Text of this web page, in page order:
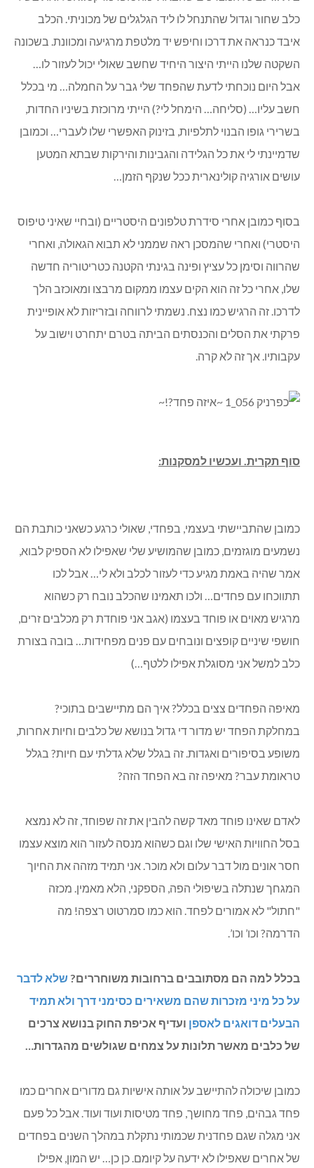
כלב שחור וגדול שהתנחל לו ליד הגלגלים של מכוניתי. הכלב
איבד כנראה את דרכו וחיפש יד מלטפת מרגיעה ומכוונת. בשכונה
השקטה שלנו הייתי היצור היחיד שחשב שאולי יכול לעזור לו…
אבל היום נוכחתי לדעת שהפחד שלי גבר על החמלה… מי בכלל
חשב עליו… (סליחה… הימחל לי?) הייתי מרוכזת בשיניו החדות,
בשרירי גופו הבנוי לתלפיות, בזינוק האפשרי שלו לעברי… וכמובן
שדמיינתי לי את כל הגלידה והגבינות והירקות שבתא המטען
עושים אורגיה קולינארית ככל שנקף הזמן…
בסוף כמובן אחרי סידרת טלפונים היסטריים (ובחיי שאיני טיפוס
היסטרי) ואחרי שהמסכן ראה שממני לא תבוא הגאולה, ואחרי
שהרווה וסימן כל עציץ ופינה בגינתי הקטנה כטריטוריה חדשה
שלו, אחרי כל זה הוא הקים עצמו ממקום מרבצו ומאוכזב הלך
לדרכו. זה הרגיש כמו נצח. נשמתי לרווחה ובזריזות לא אופיינית
פרקתי את הסלים והכנסתים הביתה בטרם יתחרט וישוב על
עקבותיו. אך זה לא קרה.
סוף תקרית. ועכשיו למסקנות:
כמובן שהתביישתי בעצמי, בפחדי, שאולי כרגע כשאני כותבת הם
נשמעים מוגזמים, כמובן שהמושיע שלי שאפילו לא הספיק לבוא,
אמר שהיה באמת מגיע כדי לעזור לכלב ולא לי… אבל לכו
תתווכחו עם פחדים… ולכו תאמינו שהכלב נובח רק כשהוא
מרגיש מאוים או פוחד בעצמו (אגב אני פוחדת רק מכלבים זרים,
חושפי שיניים קופצים ונובחים עם פנים מפחידות… בובה בצורת
כלב למשל אני מסוגלת אפילו ללטף…)
מאיפה הפחדים צצים בכלל? איך הם מתיישבים בתוכי?
במחלקת הפחד יש מדור די גדול בנושא של כלבים וחיות אחרות,
משופע בסיפורים ואגדות. זה בגלל שלא גדלתי עם חיות? בגלל
טראומת עבר? מאיפה זה בא הפחד הזה?
לאדם שאינו פוחד מאד קשה להבין את זה שפוחד, זה לא נמצא
בסל החוויות האישי שלו וגם כשהוא מנסה לעזור הוא מוצא עצמו
חסר אונים מול דבר עלום ולא מוכר. אני תמיד מזהה את החיוך
המגחך שנתלה בשיפולי הפה, הספקני, הלא מאמין. מכזה
"חתול" לא אמורים לפחד. הוא כמו סמרטוט רצפה! מה
הדרמה? וכו’ וכו’.
בכלל למה הם מסתובבים ברחובות משוחררים? שלא לדבר
על כל מיני מזכרות שהם משאירים כסימני דרך ולא תמיד
הבעלים דואגים לאספן ועדיף אכיפת החוק בנושא צרכים
של כלבים מאשר תלונות על צמחים שגולשים מהגדרות…
כמובן שיכולה להתיישב על אותה אישיות גם מדורים אחרים כמו
פחד גבהים, פחד מחושך, פחד מטיסות ועוד ועוד. אבל כל פעם
אני מגלה שגם פחדנית שכמותי נתקלת במהלך השנים בפחדים
של אחרים שאפילו לא ידעה על קיומם. כן כן… יש המון, אפילו